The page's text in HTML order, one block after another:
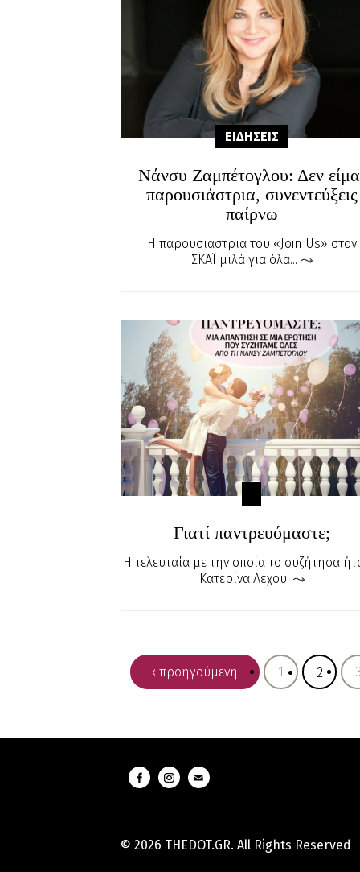
ΕΙΔΗΣΕΙΣ
Νάνσυ Ζαμπέτογλου: Δεν
παρουσιάστρια, συνεντεύξεις
παίρνω
Η παρουσιάστρια του «Join Us» στον
ΣΚΑΪ μιλά για όλα...
Γιατί παντρευόμαστε;
Η τελευταία με την οποία το συζήτησα
Κατερίνα Λέχου.
‹ προηγούμενη 1 2
© 2026 THEDOT.GR. All Rights Reserved